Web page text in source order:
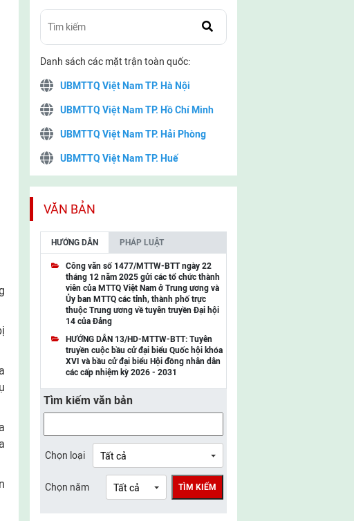
Danh sách các mặt trận toàn quốc:
UBMTTQ Việt Nam TP. Hà Nội
UBMTTQ Việt Nam TP. Hồ Chí Minh
UBMTTQ Việt Nam TP. Hải Phòng
UBMTTQ Việt Nam TP. Huế
UBMTTQ Việt Nam TP. Cần Thơ
UBMTTQ Việt Nam tỉnh Quảng Ninh
UBMTTQ Việt Nam tỉnh Cao Bằng
UBMTTQ Việt Nam tỉnh Lạng Sơn
UBMTTQ Việt Nam tỉnh Lai Châu
UBMTTQ Việt Nam tỉnh Điện Biên
UBMTTQ Việt Nam tỉnh Sơn La
UBMTTQ Việt Nam tỉnh Thanh Hóa
UBMTTQ Việt Nam tỉnh Nghệ An
UBMTTQ Việt Nam tỉnh Lào Cai
UBMTTQ Việt Nam tỉnh Thái Nguyên
VĂN BẢN
HƯỚNG DẪN PHÁP LUẬT
Công văn số 1477/MTTW-BTT ngày 22
tháng 12 năm 2025 gửi các tổ chức thành
viên của MTTQ Việt Nam ở Trung ương và
Ủy ban MTTQ các tỉnh, thành phố trực
thuộc Trung ương về tuyên truyền Đại hội
14 của Đảng
HƯỚNG DẪN 13/HD-MTTW-BTT: Tuyên
truyền cuộc bầu cử đại biểu Quốc hội khóa
XVI và bầu cử đại biểu Hội đồng nhân dân
các cấp nhiệm kỳ 2026 - 2031
Tìm kiếm văn bản
Chọn loại
Chọn năm TÌM KIẾM